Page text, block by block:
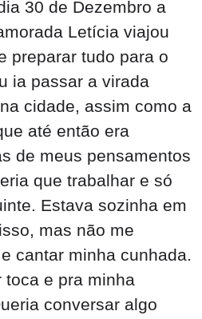
30 de Dezembro a
Letícia viajou
preparar tudo para o
ia passar a virada
cidade, assim como a
até então era
de meus pensamentos
que trabalhar e só
Estava sozinha em
mas não me
cantar minha cunhada.
toca e pra minha
conversar algo